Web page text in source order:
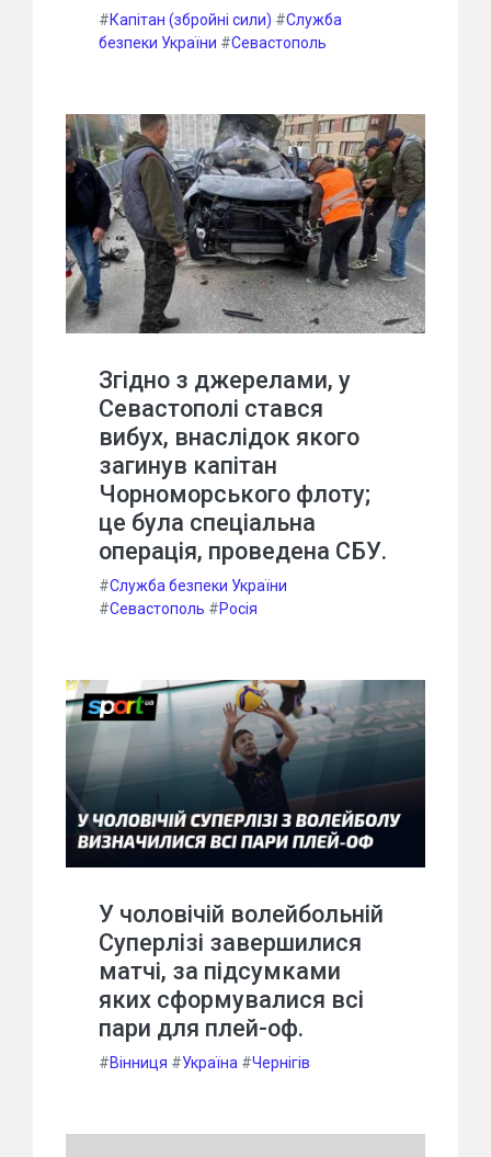
#Капітан (збройні сили) #Служба
безпеки України #Севастополь
Згідно з джерелами, у
Севастополі стався
вибух, внаслідок якого
загинув капітан
Чорноморського флоту;
це була спеціальна
операція, проведена СБУ.
#Служба безпеки України
#Севастополь #Росія
У чоловічій волейбольній
Суперлізі завершилися
матчі, за підсумками
яких сформувалися всі
пари для плей-оф.
#Вінниця #Україна #Чернігів